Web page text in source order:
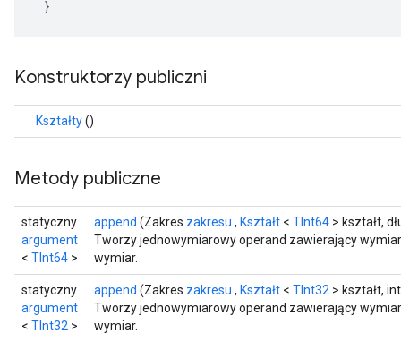
}
Konstruktorzy publiczni
Kształty()
Metody publiczne
statyczny
argument
< TInt64 >
append (Zakres zakresu , Kształt < TInt64 > kształt,
Tworzy jednowymiarowy operand zawierający
wymiar.
statyczny
argument
< TInt32 >
append (Zakres zakresu , Kształt < TInt32 > kształt,
Tworzy jednowymiarowy operand zawierający
wymiar.